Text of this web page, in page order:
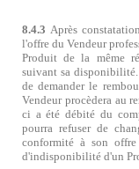
8.4.3 Après
l'offre du Vendeur
Produit de la même
suivant sa
de demander le
Vendeur procèdera au
ci a été débité du
pourra refuser de
conformité à son
d'indisponibilité d'un